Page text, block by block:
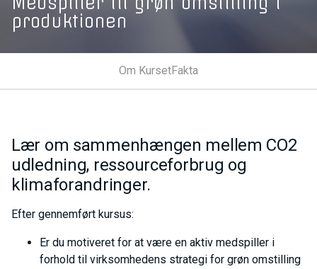
produktionen
Om KursetFakta
Lær om sammenhængen mellem CO2
udledning, ressourceforbrug og
klimaforandringer.
Efter gennemført kursus:
Er du motiveret for at være en aktiv medspiller i
forhold til virksomhedens strategi for grøn omstilling